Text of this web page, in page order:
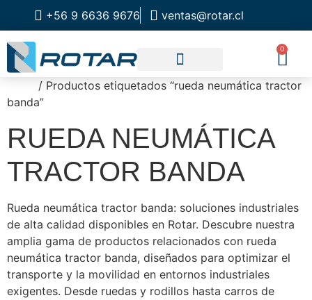
+56 9 6636 9676 ventas@rotar.cl
0
/ Productos etiquetados “rueda neumática tractor
banda”
RUEDA NEUMÁTICA
TRACTOR BANDA
Rueda neumática tractor banda: soluciones industriales
de alta calidad disponibles en Rotar. Descubre nuestra
amplia gama de productos relacionados con rueda
neumática tractor banda, diseñados para optimizar el
transporte y la movilidad en entornos industriales
exigentes. Desde ruedas y rodillos hasta carros de